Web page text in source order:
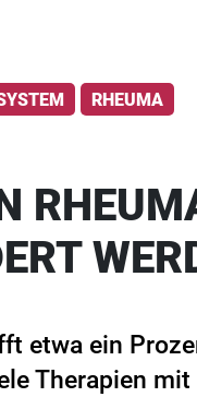
RHEUMA
etwa ein
Therapien